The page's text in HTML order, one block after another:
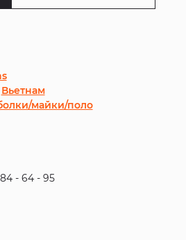
Вьетнам
майки/поло
84 - 64 - 95